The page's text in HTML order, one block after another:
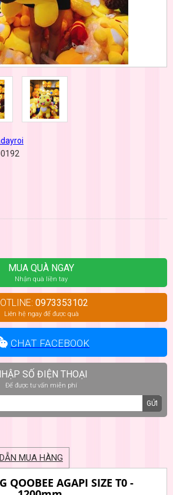
MUA QUÀ NGAY
Nhận quà liền tay
0973353102
Liên hệ ngay để được quà
CHAT FACEBOOK
SỐ ĐIỆN THOẠI
Để được tư vấn miễn phí
GỬI
MUA HÀNG
QOOBEE AGAPI SIZE T0 -